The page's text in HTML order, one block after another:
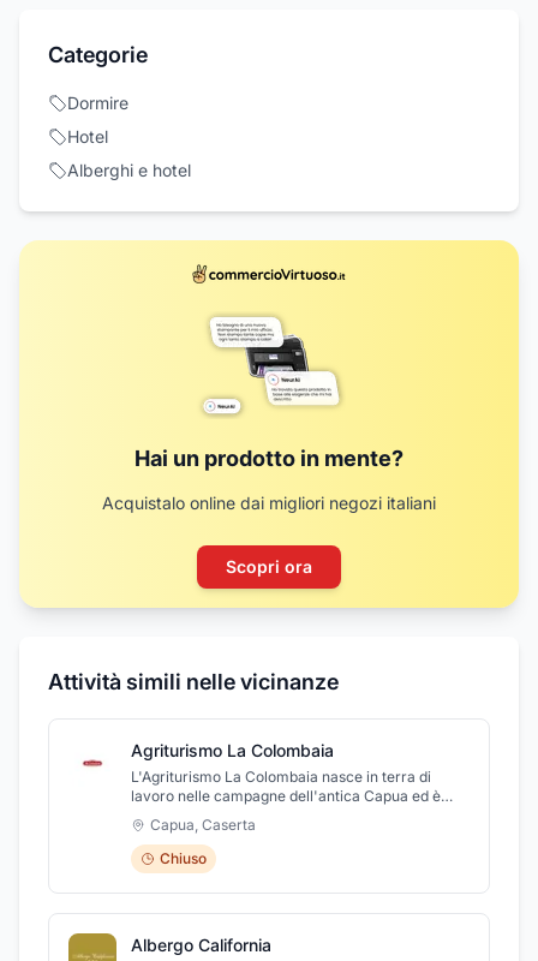
Categorie
Dormire
Hotel
Alberghi e hotel
Hai un prodotto in mente?
Acquistalo online dai migliori negozi italiani
Scopri ora
Attività simili nelle vicinanze
Agriturismo La Colombaia
L'Agriturismo La Colombaia nasce in terra di
lavoro nelle campagne dell'antica Capua ed è
specializzato nella produzione di orto frutta da
coltivazioni biologiche soggetta al regime di
controllo dell'AIAB. È punto di partenza per vari
itinerari storico-archeologici come le bellezze di
Capua, Caserta(con la reggia e i suoi giardini),
San Leucio(con il borgo della seta) e Napoli a solo
mini appartamenti max 10 persone, sala
Capua, Caserta
Chiuso
Albergo California